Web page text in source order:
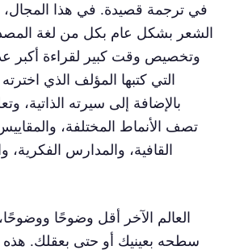
في ترجمة قصيدة. في هذا
الشعر بشكل عام بكل من لغة
وتخصيص وقت كبير لقراءة أكبر
التي كتبها المؤلف الذي
بالإضافة إلى سيرته الذاتية،
تصف الأنماط المختلفة،
القافية، والمدارس الفكرية،
العالم الآخر أقل وضوحًا
سطحه بعينيك أو حتى بعقلك. هذه